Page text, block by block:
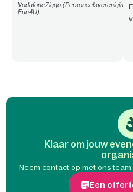
VodafoneZiggo (Personeelsvereniging
Fun4U)
Klaar om jouw
Neem contact op met ons
Een